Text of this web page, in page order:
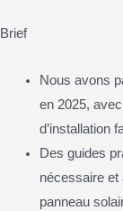
Brief
Nous avons
en 2025,
d’installation
Des guides
nécessaire et
panneau